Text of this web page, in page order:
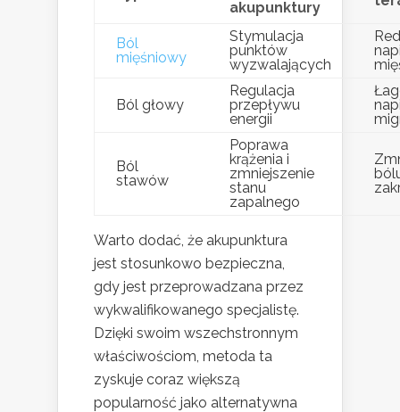
akupunktury
Ból
mięśniowy
Stymulacja
punktów
wyzwalających
Ból głowy
Regulacja
przepływu
energii
Ból
stawów
Poprawa
krążenia i
zmniejszenie
stanu
zapalnego
Warto dodać, że akupunktura
jest stosunkowo bezpieczna,
gdy jest przeprowadzana przez
wykwalifikowanego specjalistę.
Dzięki swoim wszechstronnym
właściwościom, metoda ta
zyskuje coraz większą
popularność jako alternatywna